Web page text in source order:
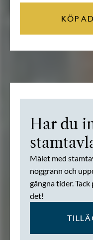
KÖP
Har du
Målet med
noggrann och
gångna tider.
det!